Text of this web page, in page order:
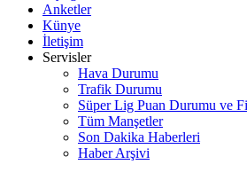
Anketler
Künye
İletişim
Servisler
Hava Durumu
Trafik Durumu
Süper Lig Puan Durumu ve
Tüm Manşetler
Son Dakika Haberleri
Haber Arşivi